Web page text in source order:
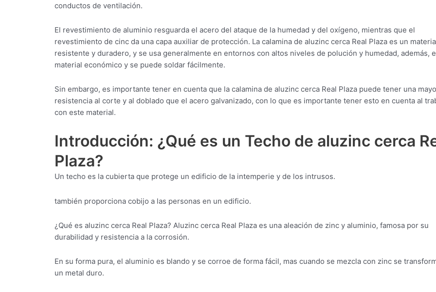
conductos de ventilación.
El revestimiento de aluminio resguarda el acero del ataque de la humedad y del oxígeno, mientras que el
revestimiento de cinc da una capa auxiliar de protección. La calamina de aluzinc cerca Real Plaza es un
resistente y duradero, y se usa generalmente en entornos con altos niveles de polución y humedad, además,
material económico y se puede soldar fácilmente.
Sin embargo, es importante tener en cuenta que la calamina de aluzinc cerca Real Plaza puede tener una
resistencia al corte y al doblado que el acero galvanizado, con lo que es importante tener esto en cuenta al
con este material.
Introducción: ¿Qué es un Techo de aluzinc cerca
Plaza?
Un techo es la cubierta que protege un edificio de la intemperie y de los intrusos.
también proporciona cobijo a las personas en un edificio.
¿Qué es aluzinc cerca Real Plaza? Aluzinc cerca Real Plaza es una aleación de zinc y aluminio, famosa por su
durabilidad y resistencia a la corrosión.
En su forma pura, el aluminio es blando y se corroe de forma fácil, mas cuando se mezcla con zinc se
un metal duro.